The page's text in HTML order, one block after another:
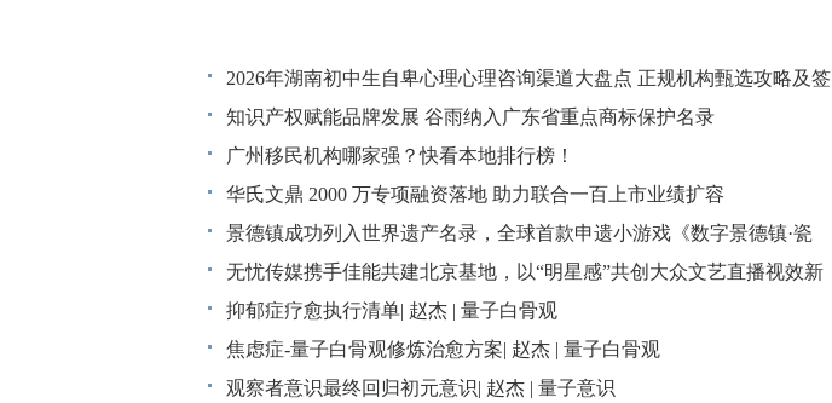
2026年湖南初中生自卑心理心理咨询渠道大盘点 正规机构甄选攻略及签
约避坑FAQ
知识产权赋能品牌发展 谷雨纳入广东省重点商标保护名录
广州移民机构哪家强？快看本地排行榜！
华氏文鼎 2000 万专项融资落地 助力联合一百上市业绩扩容
景德镇成功列入世界遗产名录，全球首款申遗小游戏《数字景德镇·瓷
都小匠》上线
无忧传媒携手佳能共建北京基地，以“明星感”共创大众文艺直播视效新
范式
抑郁症疗愈执行清单| 赵杰 | 量子白骨观
焦虑症-量子白骨观修炼治愈方案| 赵杰 | 量子白骨观
观察者意识最终回归初元意识| 赵杰 | 量子意识